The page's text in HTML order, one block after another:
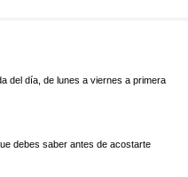
del día, de lunes a viernes a primera
debes saber antes de acostarte